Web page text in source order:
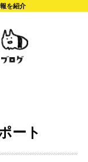
を紹介
ート